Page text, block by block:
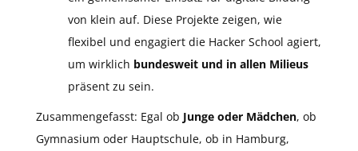
von klein auf. Diese Projekte zeigen, wie
flexibel und engagiert die Hacker School agiert,
um wirklich bundesweit und in allen Milieus
präsent zu sein.
Zusammengefasst: Egal ob Junge oder Mädchen, ob
Gymnasium oder Hauptschule, ob in Hamburg,